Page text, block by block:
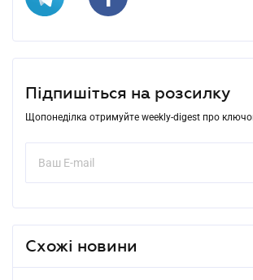
Підпишіться на розсилку
Щопонеділка отримуйте weekly-digest про
Схожі новини